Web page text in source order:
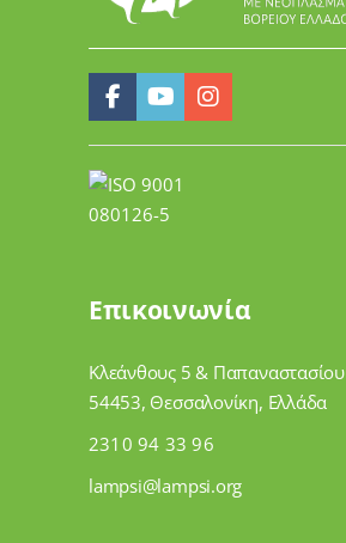
Επικοινωνία
Κλεάνθους 5 & Παπαναστασίου
54453, Θεσσαλονίκη, Ελλάδα
2310 94 33 96
lampsi@lampsi.org